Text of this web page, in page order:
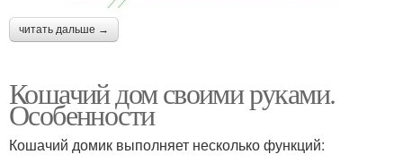
читать дальше →
Кошачий дом своими руками.
Особенности
Кошачий домик выполняет несколько функций: